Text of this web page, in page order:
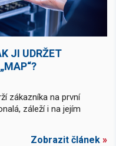
JI UDRŽET
zákazníka na první
záleží i na jejím
Zobrazit článek »